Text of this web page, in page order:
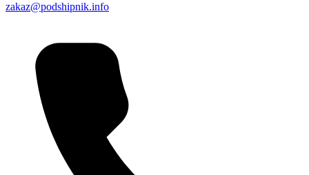
zakaz@podshipnik.info